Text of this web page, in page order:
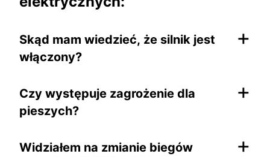
Skąd mam wiedzieć, że silnik jest
włączony?
+
Czy występuje zagrożenie dla
pieszych?
+
Widziałem na zmianie biegów
+